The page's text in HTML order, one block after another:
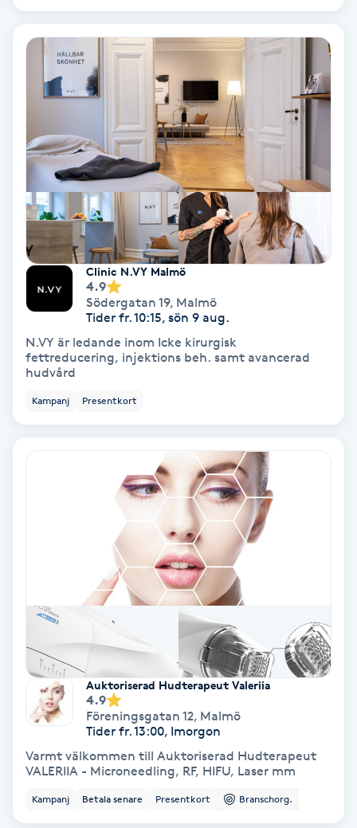
Klippning
Klippning & Slingor
Klippning ungdom
Koppningsmassage
Kosmetisk tatuering
Kostrådgivning
Kroppsinpackning
Kroppspeeling
Käkledsbehandling
Kärlbehandling
Liktornar
LPG
LPG-behandling
Clinic N.VY Malmö
4.9
Södergatan 19, Malmö
Tider fr. 10:15, sön 9 aug.
N.VY är ledande inom Icke kirurgisk
fettreducering, injektions beh. samt avancerad
hudvård
Kampanj Presentkort
Auktoriserad Hudterapeut Valeriia
4.9
Föreningsgatan 12, Malmö
Tider fr. 13:00, Imorgon
Varmt välkommen till Auktoriserad Hudterapeut
VALERIIA - Microneedling, RF, HIFU, Laser mm
Kampanj Betala senare Presentkort Branschorg.